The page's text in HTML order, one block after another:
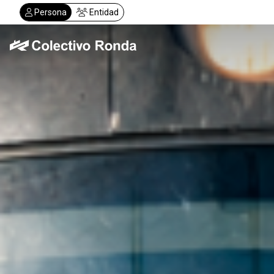
Pasar
al
contenido
principal
Persona Entidad
Colectivo Ronda
Servicios